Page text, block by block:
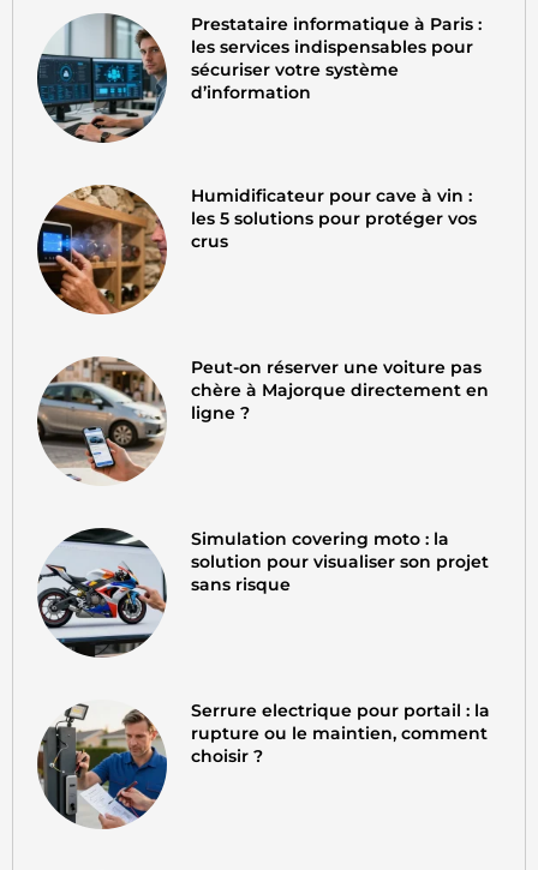
Prestataire informatique à Paris :
les services indispensables pour
sécuriser votre système
d’information
Humidificateur pour cave à vin :
les 5 solutions pour protéger vos
crus
Peut-on réserver une voiture pas
chère à Majorque directement en
ligne ?
Simulation covering moto : la
solution pour visualiser son projet
sans risque
Serrure electrique pour portail : la
rupture ou le maintien, comment
choisir ?